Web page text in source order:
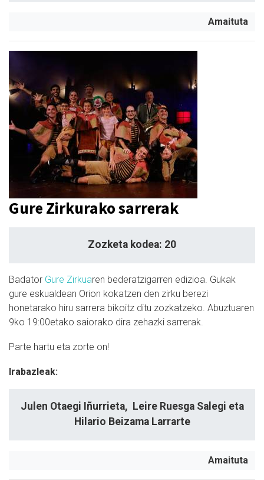
Amaituta
Gure Zirkurako sarrerak
Zozketa kodea: 20
Badator Gure Zirkuaren bederatzigarren edizioa. Gukak
gure eskualdean Orion kokatzen den zirku berezi
honetarako hiru sarrera bikoitz ditu zozkatzeko. Abuztuaren
9ko 19:00etako saiorako dira zehazki sarrerak.
Parte hartu eta zorte on!
Irabazleak:
Julen Otaegi Iñurrieta, Leire Ruesga Salegi eta
Hilario Beizama Larrarte
Amaituta